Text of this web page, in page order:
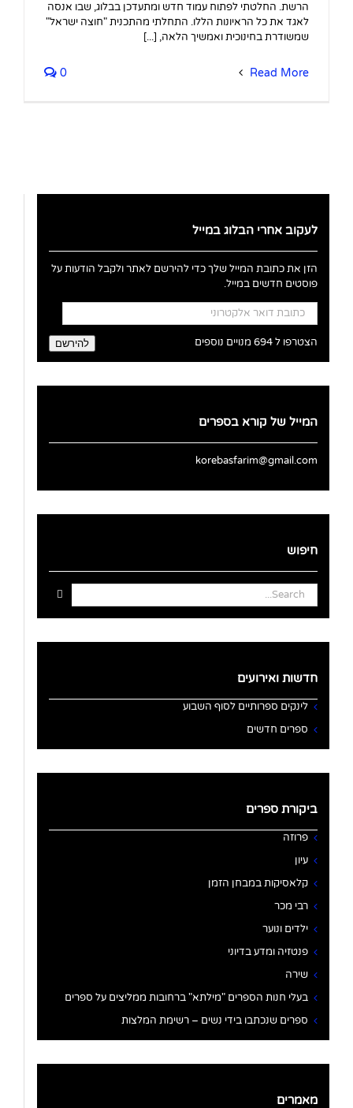
הרשת. החלטתי לפתוח עמוד חדש ומתעדכן בבלוג, שבו אנסה
לאגד את כל הראיונות הללו. התחלתי מהתכנית "חוצה ישראל"
שמשודרת בחינוכית ואמשיך הלאה, [...]
Read More
0
לעקוב אחרי הבלוג במייל
הזן את כתובת המייל שלך כדי להירשם לאתר ולקבל הודעות על
פוסטים חדשים במייל.
כתובת
דואר
אלקטרוני
להירשם הצטרפו ל 694 מנויים נוספים
המייל של קורא בספרים
korebasfarim@gmail.com
חיפוש
Search
for:
חדשות ואירועים
לינקים ספרותיים לסוף השבוע
ספרים חדשים
ביקורת ספרים
פרוזה
עיון
קלאסיקות במבחן הזמן
רבי מכר
ילדים ונוער
פנטזיה ומדע בדיוני
שירה
בעלי חנות הספרים "מילתא" ברחובות ממליצים על ספרים
ספרים שנכתבו בידי נשים – רשימת המלצות
מאמרים